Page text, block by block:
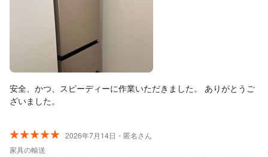
安全、かつ、スピーディーに作業いただきました。 ありがとうご
ざいました。
2026年7月14日・匿名さん
家具の輸送